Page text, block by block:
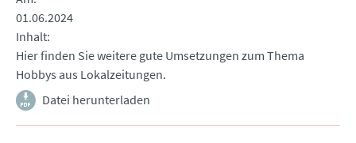
01.06.2024
Inhalt
Hier finden Sie weitere gute Umsetzungen zum Thema
Hobbys aus Lokalzeitungen.
Datei herunterladen